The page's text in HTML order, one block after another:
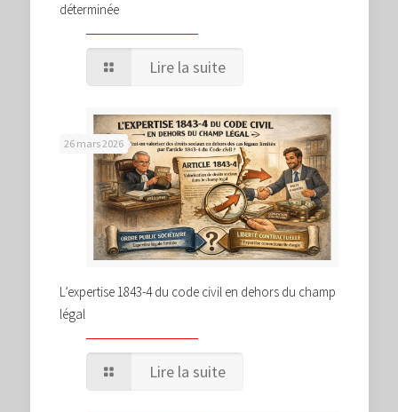
déterminée
Lire la suite
26 mars 2026
L’expertise 1843-4 du code civil en dehors du champ
légal
Lire la suite